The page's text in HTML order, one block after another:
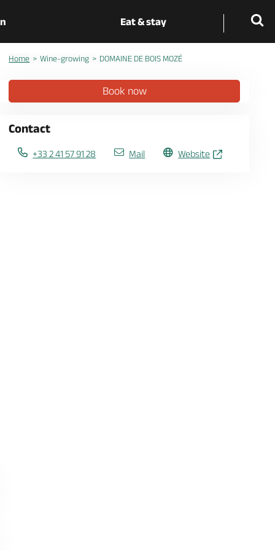
Eat & stay
Home Wine-growing DOMAINE DE BOIS MOZÉ
Book now
Contact
+33 2 41 57 91 28 Mail Website